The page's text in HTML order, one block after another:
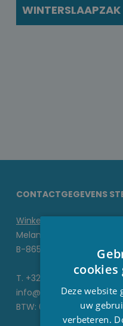
WINTERSLAAPZAK
CONTACTGEGEVENS
Winkel
Melanedreef 6 D
B-8650 Houthulst
T. +32 51 70 22 93
info@stesha.be
BTW: 0476.673.440
Deze website
uw
verbeteren.